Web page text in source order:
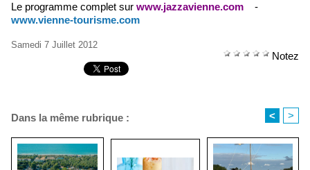
Le programme complet sur www.jazzavienne.com -
www.vienne-tourisme.com
Samedi 7 Juillet 2012
Notez
Dans la même rubrique : < >